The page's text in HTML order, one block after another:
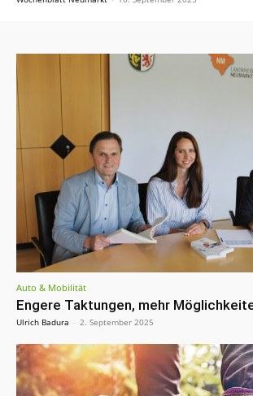
Auto & Mobilität
Engere Taktungen, mehr
Ulrich Badura - 2. September 2025